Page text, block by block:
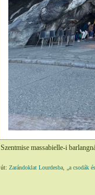
Szentmise massabielle-i
út: Zarándoklat Lourdesba, „a csodák